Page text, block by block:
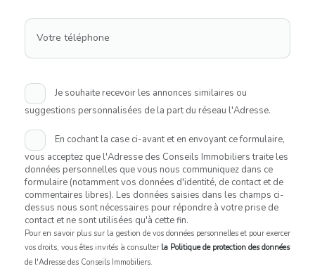
Votre téléphone
Je souhaite recevoir les annonces similaires ou
suggestions personnalisées de la part du réseau l'Adresse.
En cochant la case ci-avant et en envoyant ce formulaire,
vous acceptez que l'Adresse des Conseils Immobiliers traite les
données personnelles que vous nous communiquez dans ce
formulaire (notamment vos données d'identité, de contact et de
commentaires libres). Les données saisies dans les champs ci-
dessus nous sont nécessaires pour répondre à votre prise de
contact et ne sont utilisées qu'à cette fin.
Pour en savoir plus sur la gestion de vos données personnelles et pour exercer
vos droits, vous êtes invités à consulter la Politique de protection des données
de l'Adresse des Conseils Immobiliers.